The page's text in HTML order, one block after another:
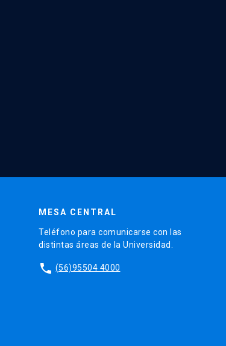
MESA CENTRAL
Teléfono para comunicarse con las
distintas áreas de la Universidad.
phone (56)95504 4000